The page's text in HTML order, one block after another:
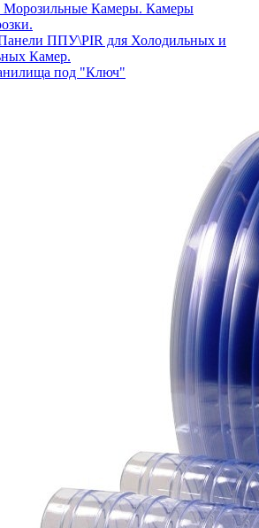
Морозильные Камеры. Камеры
ППУ\PIR для Холодильных и
Камер.
под "Ключ"